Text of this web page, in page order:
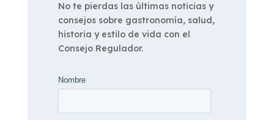
No te pierdas las últimas noticias y
consejos sobre gastronomía, salud,
historia y estilo de vida con el
Consejo Regulador.